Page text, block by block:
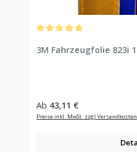
3M Fahrzeugfolie 823i
Regulärer Preis:
Ab 43,11 €
Preise inkl. MwSt. zzgl Versandkosten